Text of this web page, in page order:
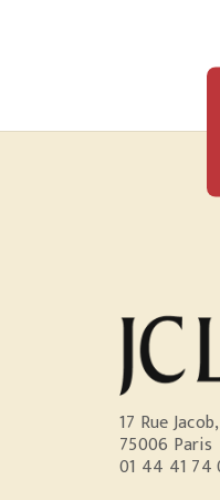
17 Rue Jacob,
75006 Paris
01 44 41 74